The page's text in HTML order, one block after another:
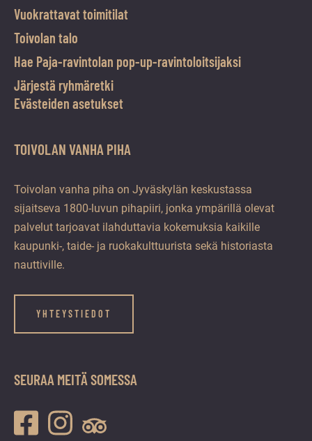
Vuokrattavat toimitilat
Toivolan talo
Hae Paja-ravintolan pop-up-ravintoloitsijaksi
Järjestä ryhmäretki
Evästeiden asetukset
TOIVOLAN VANHA PIHA
Toivolan vanha piha on Jyväskylän keskustassa
sijaitseva 1800-luvun pihapiiri, jonka ympärillä olevat
palvelut tarjoavat ilahduttavia kokemuksia kaikille
kaupunki-, taide- ja ruokakulttuurista sekä historiasta
nauttiville.
YHTEYSTIEDOT
SEURAA MEITÄ SOMESSA